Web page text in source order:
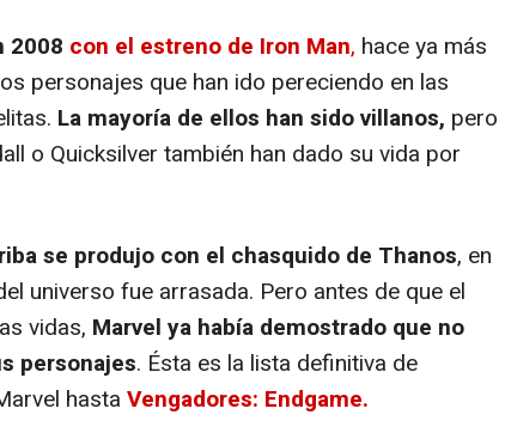
2008 con el estreno de Iron Man, hace ya más
personajes que han ido pereciendo en las
La mayoría de ellos han sido villanos, pero
o Quicksilver también han dado su vida por
se produjo con el chasquido de Thanos, en
universo fue arrasada. Pero antes de que el
vidas, Marvel ya había demostrado que no
personajes. Ésta es la lista definitiva de
hasta Vengadores: Endgame.